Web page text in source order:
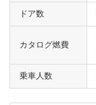
ドア数
カタログ燃費
乗車人数